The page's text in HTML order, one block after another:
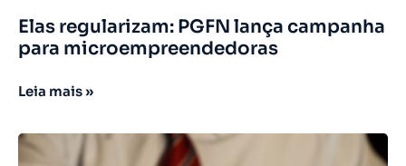
Elas regularizam: PGFN lança campanha
para microempreendedoras
Leia mais »